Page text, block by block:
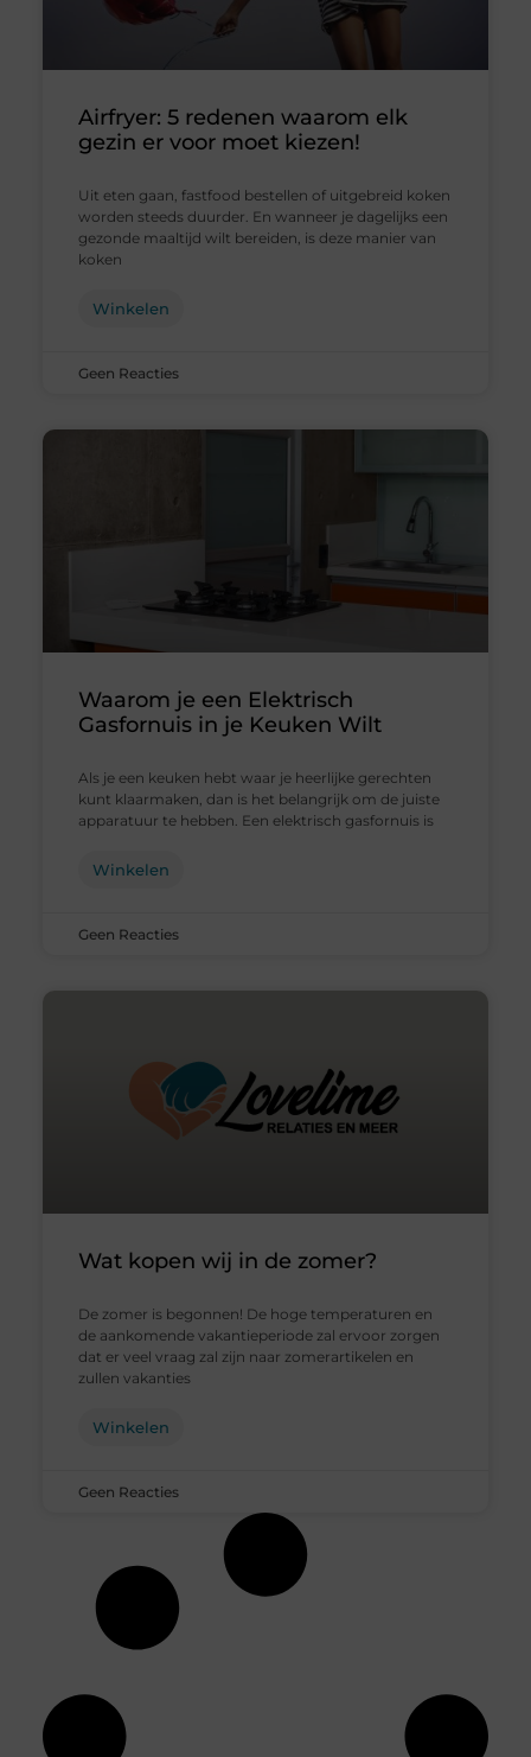
Airfryer: 5 redenen waarom elk
gezin er voor moet kiezen!
Uit eten gaan, fastfood bestellen of uitgebreid koken
worden steeds duurder. En wanneer je dagelijks een
gezonde maaltijd wilt bereiden, is deze manier van
koken
Winkelen
Geen Reacties
Waarom je een Elektrisch
Gasfornuis in je Keuken Wilt
Als je een keuken hebt waar je heerlijke gerechten
kunt klaarmaken, dan is het belangrijk om de juiste
apparatuur te hebben. Een elektrisch gasfornuis is
Winkelen
Geen Reacties
Wat kopen wij in de zomer?
De zomer is begonnen! De hoge temperaturen en
de aankomende vakantieperiode zal ervoor zorgen
dat er veel vraag zal zijn naar zomerartikelen en
zullen vakanties
Winkelen
Geen Reacties